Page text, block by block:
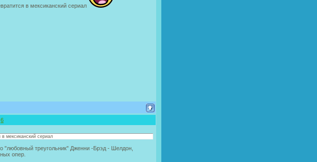
в мексиканский сериал
6
мексиканский сериал
"любовный треугольник" Дженни -Брэд - Шелдон,
опер.